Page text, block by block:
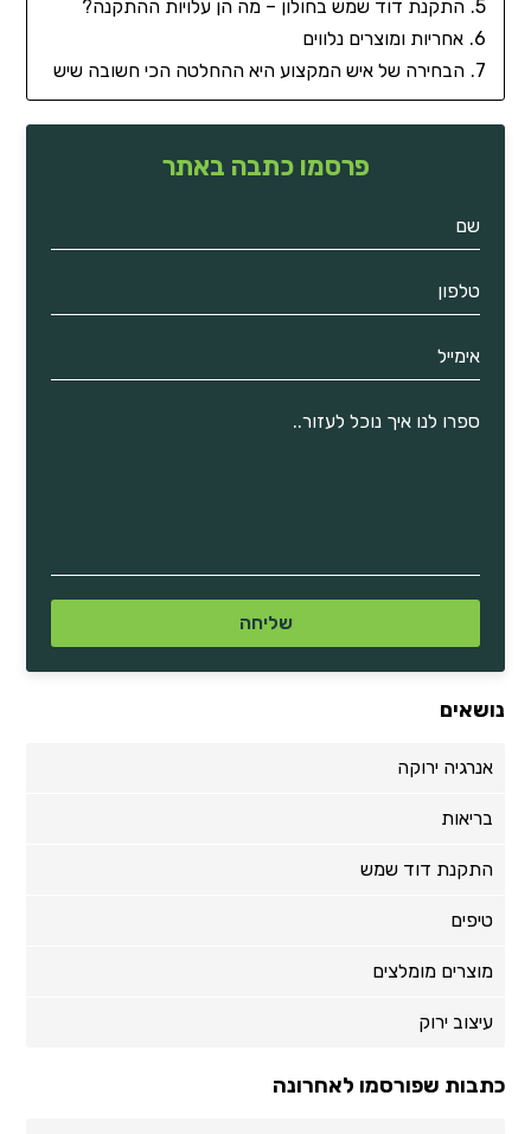
התקנת דוד שמש בחולון – מה הן עלויות ההתקנה?
אחריות ומוצרים נלווים
הבחירה של איש המקצוע היא ההחלטה הכי חשובה שיש
פרסמו כתבה באתר
נושאים
אנרגיה ירוקה
בריאות
התקנת דוד שמש
טיפים
מוצרים מומלצים
עיצוב ירוק
כתבות שפורסמו לאחרונה